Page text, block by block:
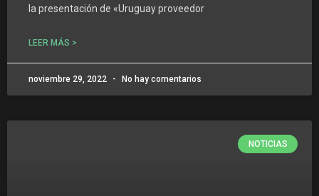
la presentación de «Uruguay proveedor
LEER MÁS >
noviembre 29, 2022 No hay comentarios
NOTICIAS